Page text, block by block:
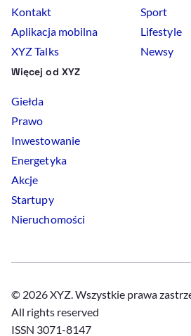
Kontakt
Aplikacja mobilna
XYZ Talks
Sport
Lifestyle
Newsy
Więcej od XYZ
Giełda
Prawo
Inwestowanie
Energetyka
Akcje
Startupy
Nieruchomości
© 2026 XYZ. Wszystkie prawa
All rights reserved
ISSN 3071-8147